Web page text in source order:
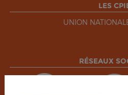
LES
UNION
RÉSEAUX